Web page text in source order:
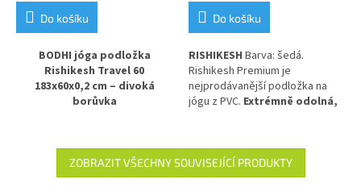
Do košíku
BODHI jóga podložka
Rishikesh Travel 60
183x60x0,2 cm – divoká
borůvka
Rishikesh Travel 60je nejtenčí
a nejlehčí verzí řady Rishikesh
Premium – s tloušťkou pouhé2
Do košíku
RISHIKESH Barva: šedá.
Rishikesh Premium je
nejprodávanější podložka na
jógu z PVC. Extrémně odolná,
ZOBRAZIT VŠECHNY SOUVISEJÍCÍ PRODUKTY